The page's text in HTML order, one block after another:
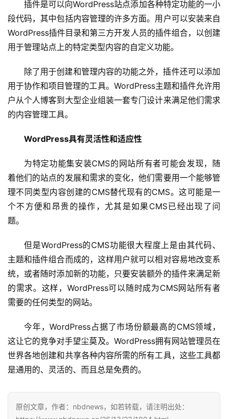
动
生
百
科
察
关
于
服
务
导
航
插件是可以向WordPress站点添加各种特定功能的一小
段代码，其中包括内容管理的许多方面。用户可以安装来自
WordPress插件目录和第三方开发人员的插件组合，以创建
用于管理站点上的特定类型内容的自定义功能。
除了用于创建和管理内容的功能之外，插件还可以添加
用于协作和项目管理的工具。WordPress主题和插件允许用
户从个人博客到大型企业组装一套专门设计来满足他们需求
的内容管理工具。
WordPress具有灵活性和适应性
为特定功能集安装CMS的网站所有者可能会发现，随
着他们的站点的发展和需求的变化，他们需要用一个能够管
理不同类型内容创建的CMS替代现有的CMS。这可能是一
个不方便和昂贵的操作，尤其是如果CMS已经出现了问
题。
但是WordPress的CMS功能很大程度上是由其代码、
主题和插件组合而成的，这样用户就可以相对容易地改变系
统，或者随时添加新的功能，只要安装额外的插件来满足新
的需求。这样，WordPress可以随时成为CMS网站所有者
需要的任何类型的网站。
今年，WordPress占据了市场份额最高的CMS领域，
这让它的竞争对手望尘莫及。WordPress拥有网站管理员在
世界各地创建和共享各种内容所需的所有工具，这些工具都
是通用的、灵活的、而且总是免费的。
原创文章，作者：nbdnews，如若转载，请注明出处：